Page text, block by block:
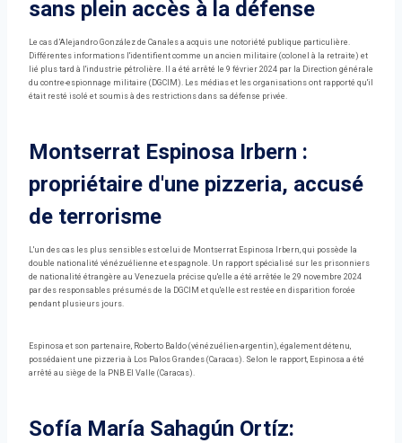
sans plein accès à la défense
Le cas d’Alejandro González de Canales a acquis une notoriété publique particulière.
Différentes informations l'identifient comme un ancien militaire (colonel à la retraite) et
lié plus tard à l'industrie pétrolière. Il a été arrêté le 9 février 2024 par la Direction générale
du contre-espionnage militaire (DGCIM). Les médias et les organisations ont rapporté qu'il
était resté isolé et soumis à des restrictions dans sa défense privée.
Montserrat Espinosa Irbern :
propriétaire d'une pizzeria, accusé
de terrorisme
L'un des cas les plus sensibles est celui de Montserrat Espinosa Irbern, qui possède la
double nationalité vénézuélienne et espagnole. Un rapport spécialisé sur les prisonniers
de nationalité étrangère au Venezuela précise qu'elle a été arrêtée le 29 novembre 2024
par des responsables présumés de la DGCIM et qu'elle est restée en disparition forcée
pendant plusieurs jours.
Espinosa et son partenaire, Roberto Baldo (vénézuélien-argentin), également détenu,
possédaient une pizzeria à Los Palos Grandes (Caracas). Selon le rapport, Espinosa a été
arrêté au siège de la PNB El Valle (Caracas).
Sofía María Sahagún Ortíz: